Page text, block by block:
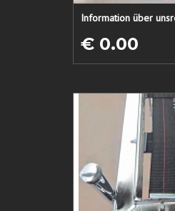
Information über
€ 0.00